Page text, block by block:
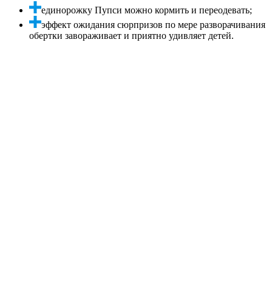
единорожку Пупси можно кормить и переодевать;
эффект ожидания сюрпризов по мере разворачивания
обертки завораживает и приятно удивляет детей.